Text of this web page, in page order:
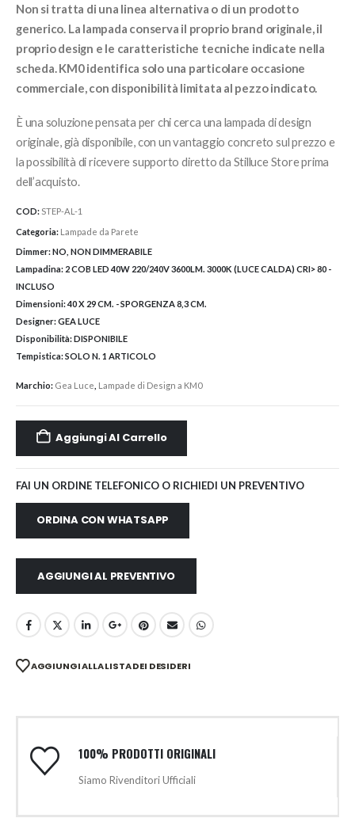
Non si tratta di una linea alternativa o di un prodotto
generico. La lampada conserva il proprio brand originale, il
proprio design e le caratteristiche tecniche indicate nella
scheda. KM0 identifica solo una particolare occasione
commerciale, con disponibilità limitata al pezzo indicato.
È una soluzione pensata per chi cerca una lampada di design
originale, già disponibile, con un vantaggio concreto sul prezzo e
la possibilità di ricevere supporto diretto da Stilluce Store prima
dell’acquisto.
COD: STEP-AL-1
Categoria: Lampade da Parete
Dimmer:NO, NON DIMMERABILE
Lampadina: 2 COB LED 40W 220/240V 3600LM. 3000K (LUCE CALDA) CRI> 80 -
INCLUSO
Dimensioni:40 X 29 CM. - SPORGENZA 8,3 CM.
Designer:GEA LUCE
Disponibilità:DISPONIBILE
Tempistica:SOLO N. 1 ARTICOLO
Marchio: Gea Luce Lampade di Design a KM0
Aggiungi Al Carrello
FAI UN ORDINE TELEFONICO O RICHIEDI UN PREVENTIVO
ORDINA CON WHATSAPP
AGGIUNGI AL PREVENTIVO
AGGIUNGI ALLA LISTA DEI DESIDERI
100% PRODOTTI ORIGINALI
Siamo Rivenditori Ufficiali